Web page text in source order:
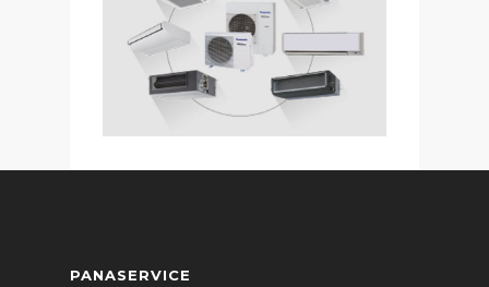
PANASERVICE